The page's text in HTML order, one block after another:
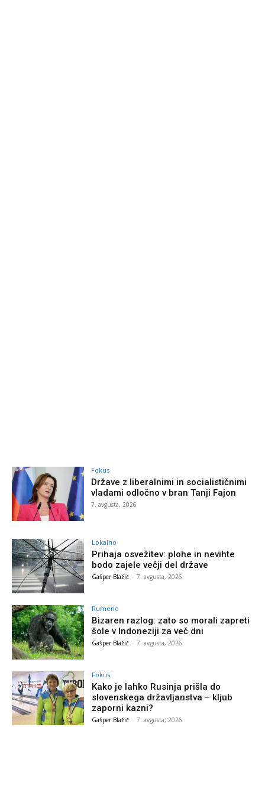
Fokus
Države z liberalnimi in socialističnimi
vladami odločno v bran Tanji Fajon
7. avgusta, 2026
Lokalno
Prihaja osvežitev: plohe in nevihte
bodo zajele večji del države
Gašper Blažič - 7. avgusta, 2026
Rumeno
Bizaren razlog: zato so morali zapreti
šole v Indoneziji za več dni
Gašper Blažič - 7. avgusta, 2026
Fokus
Kako je lahko Rusinja prišla do
slovenskega državljanstva – kljub
zaporni kazni?
Gašper Blažič - 7. avgusta, 2026